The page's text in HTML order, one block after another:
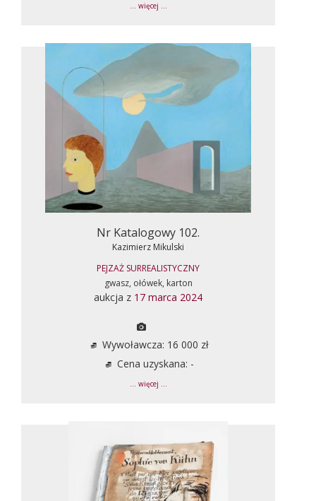
... więcej ...
Nr Katalogowy 102.
Kazimierz Mikulski
PEJZAŻ SURREALISTYCZNY
gwasz, ołówek, karton
aukcja z 17 marca 2024
Wywoławcza: 16 000 zł
Cena uzyskana: -
... więcej ...